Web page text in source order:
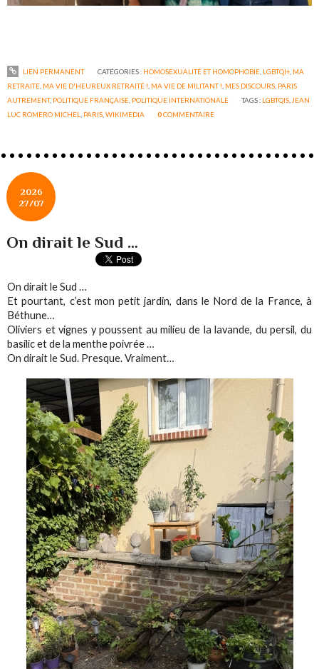
LIEN PERMANENT CATÉGORIES : HOMOSEXUALITÉ ET HOMOPHOBIE, LGBTQI+, MA
RETRAITE MA VIE D'HEUREUX RETRAITÉ ! MA VIE DE MILITANT ! MES DISCOURS PARIS
AUTREMENT, POLITIQUE FRANÇAISE POLITIQUE INTERNATIONALE TAGS : LGBTQIS JEAN
LUC ROMERO MICHEL
PARIS ,WIKIMEDIA 0COMMENTAIRE
2026
27/07
On dirait le Sud …
On dirait le Sud …
Et pourtant, c’est mon petit jardin, dans le Nord de la France, à
Béthune…
Oliviers et vignes y poussent au milieu de la lavande, du persil, du
basilic et de la menthe poivrée …
On dirait le Sud. Presque. Vraiment…